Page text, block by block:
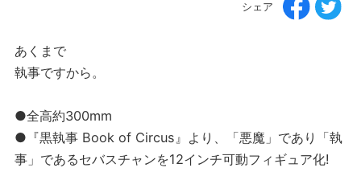
シェア
あくまで
執事ですから。
●全高約300mm
●『黒執事 Book of Circus』より、「悪魔」であり「執
事」であるセバスチャンを12インチ可動フィギュア化!